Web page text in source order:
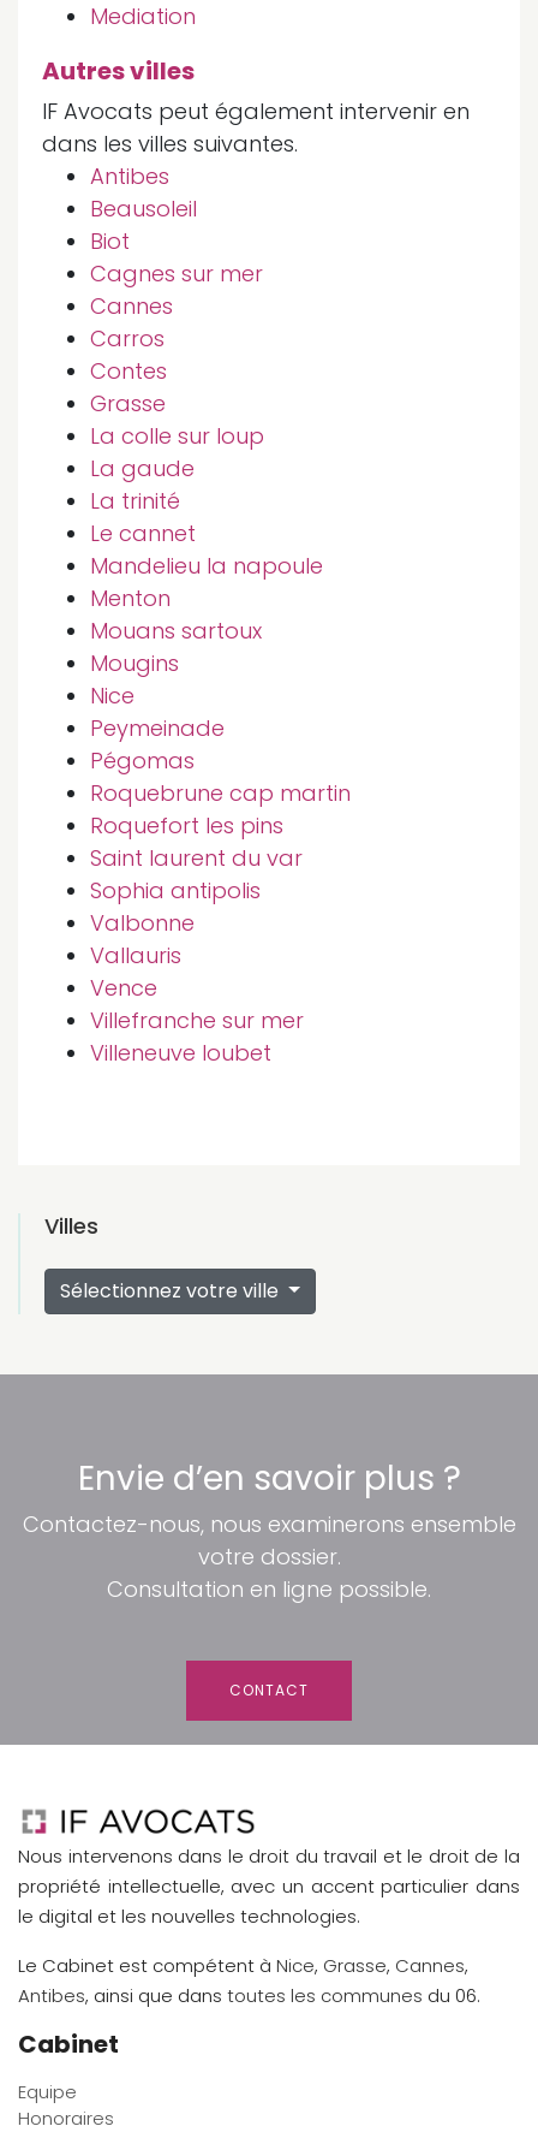
Mediation
Autres villes
IF Avocats peut également intervenir en
dans les villes suivantes.
Antibes
Beausoleil
Biot
Cagnes sur mer
Cannes
Carros
Contes
Grasse
La colle sur loup
La gaude
La trinité
Le cannet
Mandelieu la napoule
Menton
Mouans sartoux
Mougins
Nice
Peymeinade
Pégomas
Roquebrune cap martin
Roquefort les pins
Saint laurent du var
Sophia antipolis
Valbonne
Vallauris
Vence
Villefranche sur mer
Villeneuve loubet
Villes
Sélectionnez votre ville
Envie d’en savoir plus ?
Contactez-nous, nous examinerons ensemble
votre dossier.
Consultation en ligne possible.
CONTACT
Nous intervenons dans le droit du travail et le droit de la
propriété intellectuelle, avec un accent particulier dans
le digital et les nouvelles technologies.
Le Cabinet est compétent à Nice, Grasse, Cannes,
Antibes, ainsi que dans toutes les communes du 06.
Cabinet
Equipe
Honoraires